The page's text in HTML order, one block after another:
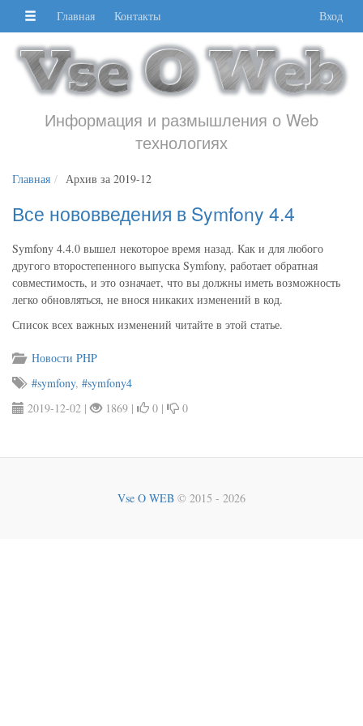
Главная Контакты Вход
Информация и размышления о Web
технологиях
Главная Архив за 2019-12
Все нововведения в Symfony 4.4
Symfony 4.4.0 вышел некоторое время назад. Как и для любого
другого второстепенного выпуска Symfony, работает обратная
совместимость, и это означает, что вы должны иметь возможность
легко обновляться, не внося никаких изменений в код.
Список всех важных изменений читайте в этой статье.
Новости PHP
#symfony, #symfony4
2019-12-02 |
1869 | 0 | 0
Vse O WEB © 2015 - 2026